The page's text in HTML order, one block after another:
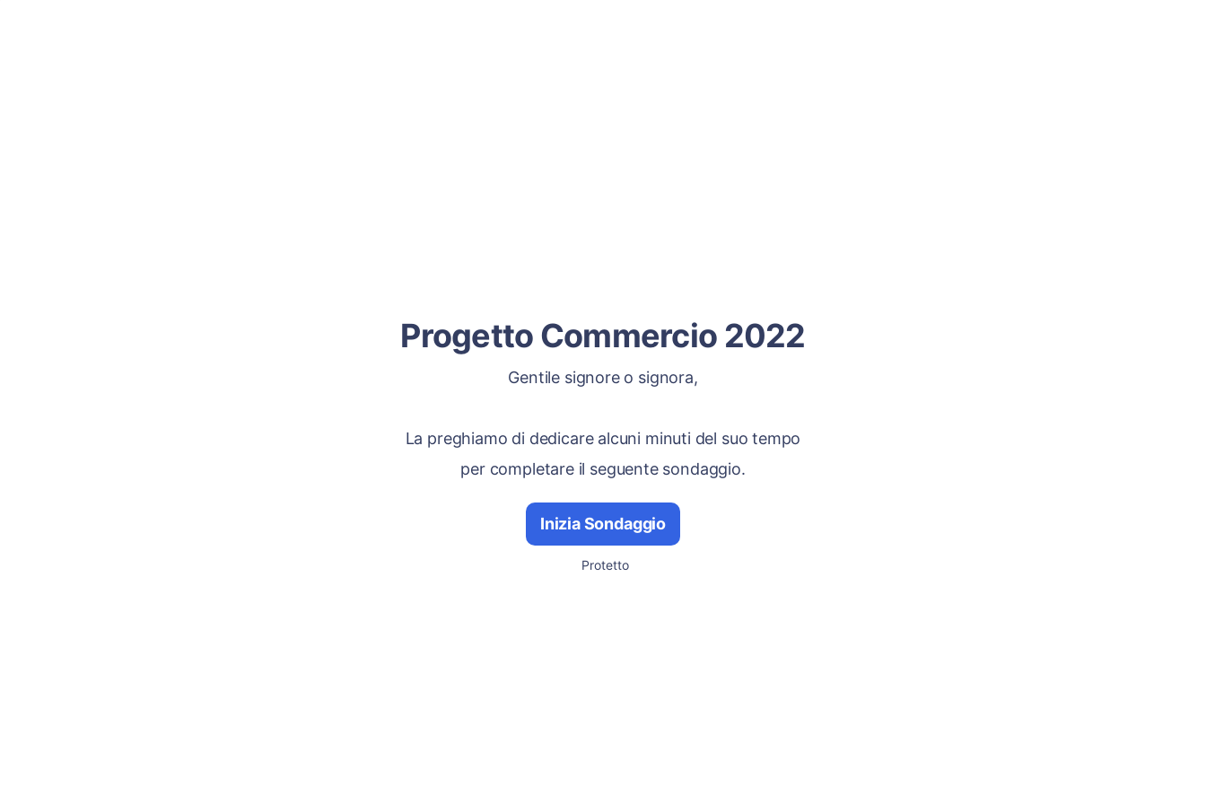
Progetto Commercio 2022
Gentile signore o signora,
La preghiamo di dedicare alcuni minuti del suo tempo
per completare il seguente sondaggio.
Inizia Sondaggio
Protetto